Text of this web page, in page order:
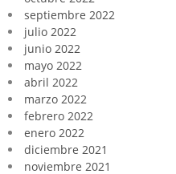
septiembre 2022
julio 2022
junio 2022
mayo 2022
abril 2022
marzo 2022
febrero 2022
enero 2022
diciembre 2021
noviembre 2021